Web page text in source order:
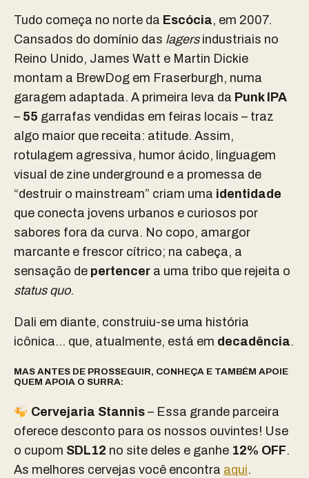
Tudo começa no norte da Escócia, em 2007.
Cansados do domínio das lagersindustriais no
Reino Unido, James Watt e Martin Dickie
montam a BrewDog em Fraserburgh, numa
garagem adaptada. A primeira leva da Punk IPA
– 55 garrafas vendidas em feiras locais – traz
algo maior que receita: atitude. Assim,
rotulagem agressiva, humor ácido, linguagem
visual de zine underground e a promessa de
“destruir o mainstream” criam uma identidade
que conecta jovens urbanos e curiosos por
sabores fora da curva. No copo, amargor
marcante e frescor cítrico; na cabeça, a
sensação de pertencer a uma tribo que rejeita o
status quo.
Dali em diante, construiu-se uma história
icônica… que, atualmente, está em decadência.
MAS ANTES DE PROSSEGUIR, CONHEÇA E TAMBÉM APOIE
QUEM APOIA O SURRA:
Cervejaria Stannis– Essa grande parceira
oferece desconto para os nossos ouvintes! Use
o cupom SDL12 no site deles e ganhe 12% OFF.
As melhores cervejas você encontra aqui.